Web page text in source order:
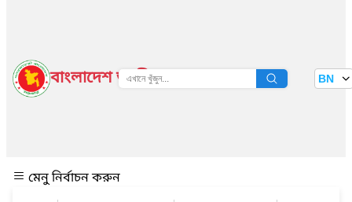
বাংলাদেশ জাতীয় তথ্য বাতায়ন BN
মেনু নির্বাচন করুন